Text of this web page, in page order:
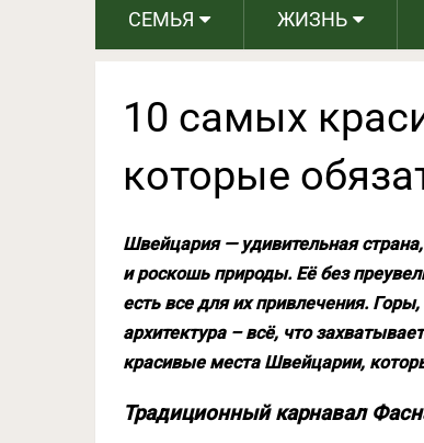
СЕМЬЯ ЖИЗНЬ
10 самых
которые
Швейцария — удивительная
и роскошь природы. Её без
есть все для их привлечения.
архитектура – всё, что
красивые места Швейцарии,
Традиционный карнавал